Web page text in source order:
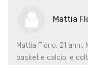
Mattia
Mattia Florio, 21
basket e calcio, e